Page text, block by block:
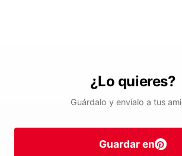
¿Lo quieres?
Guárdalo y envíalo a tus
Guardar en